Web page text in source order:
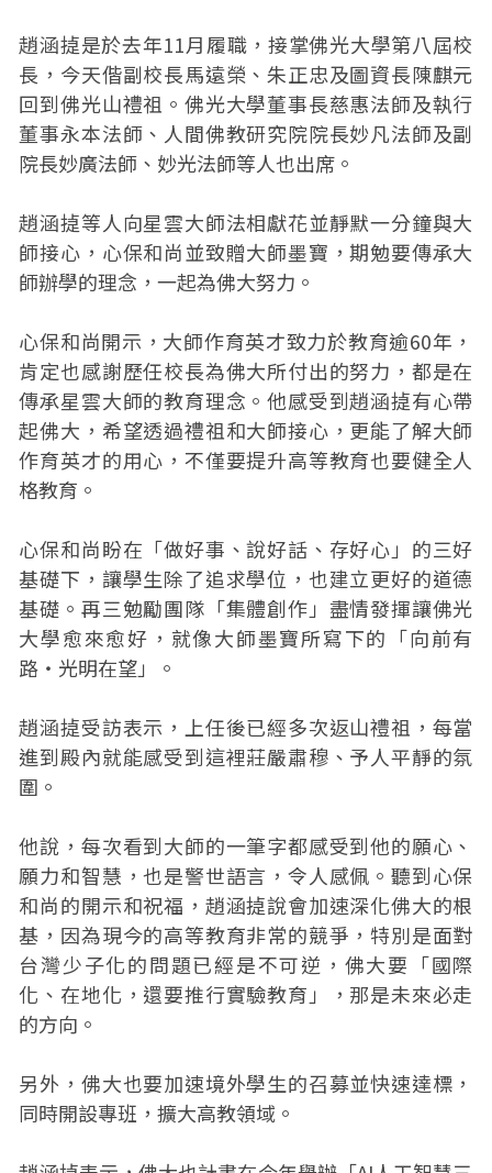
趙涵㨗是於去年11月履職，接掌佛光大學第八屆校
長，今天偕副校長馬遠榮、朱正忠及圖資長陳麒元
回到佛光山禮祖。佛光大學董事長慈惠法師及執行
董事永本法師、人間佛教研究院院長妙凡法師及副
院長妙廣法師、妙光法師等人也出席。
趙涵㨗等人向星雲大師法相獻花並靜默一分鐘與大
師接心，心保和尚並致贈大師墨寶，期勉要傳承大
師辦學的理念，一起為佛大努力。
心保和尚開示，大師作育英才致力於教育逾60年，
肯定也感謝歷任校長為佛大所付出的努力，都是在
傳承星雲大師的教育理念。他感受到趙涵㨗有心帶
起佛大，希望透過禮祖和大師接心，更能了解大師
作育英才的用心，不僅要提升高等教育也要健全人
格教育。
心保和尚盼在「做好事、說好話、存好心」的三好
基礎下，讓學生除了追求學位，也建立更好的道德
基礎。再三勉勵團隊「集體創作」盡情發揮讓佛光
大學愈來愈好，就像大師墨寶所寫下的「向前有
路‧光明在望」。
趙涵㨗受訪表示，上任後已經多次返山禮祖，每當
進到殿內就能感受到這裡莊嚴肅穆、予人平靜的氛
圍。
他說，每次看到大師的一筆字都感受到他的願心、
願力和智慧，也是警世語言，令人感佩。聽到心保
和尚的開示和祝福，趙涵㨗說會加速深化佛大的根
基，因為現今的高等教育非常的競爭，特別是面對
台灣少子化的問題已經是不可逆，佛大要「國際
化、在地化，還要推行實驗教育」，那是未來必走
的方向。
另外，佛大也要加速境外學生的召募並快速達標，
同時開設專班，擴大高教領域。